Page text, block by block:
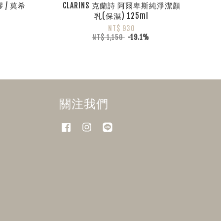
/ 莫希
CLARINS 克蘭詩 阿爾卑斯純淨潔顏
乳(保濕) 125ml
NT$ 930
NT$ 1,150 -19.1%
關注我們
Facebook Instagram